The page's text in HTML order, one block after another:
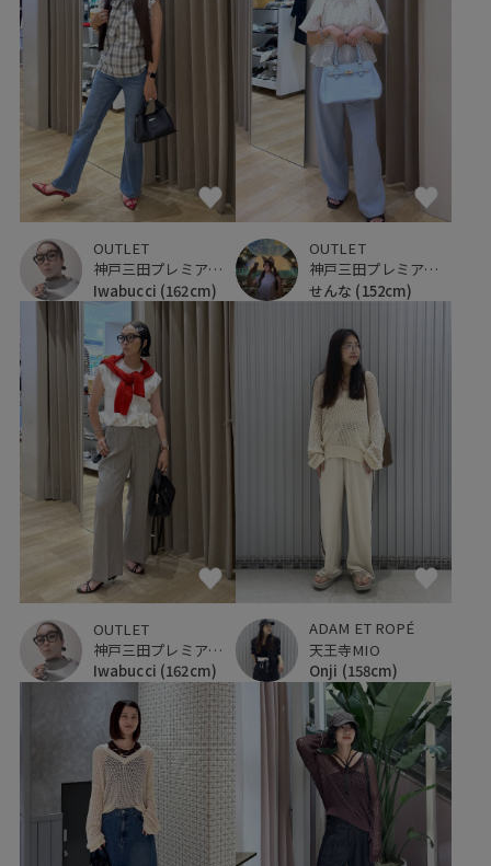
OUTLET
神戸三田プレミアム・アウトレット
Iwabucci (162cm)
OUTLET
神戸三田プレミアム・アウトレット
せんな (152cm)
OUTLET
神戸三田プレミアム・アウトレット
Iwabucci (162cm)
ADAM ET ROPÉ
天王寺MIO
Onji (158cm)